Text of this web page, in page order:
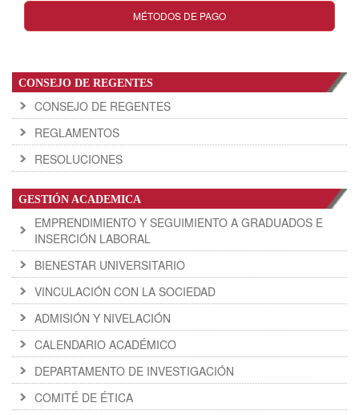
MÉTODOS DE PAGO
CONSEJO DE REGENTES
CONSEJO DE REGENTES
REGLAMENTOS
RESOLUCIONES
GESTIÓN ACADEMICA
EMPRENDIMIENTO Y SEGUIMIENTO A GRADUADOS E
INSERCIÓN LABORAL
BIENESTAR UNIVERSITARIO
VINCULACIÓN CON LA SOCIEDAD
ADMISIÓN Y NIVELACIÓN
CALENDARIO ACADÉMICO
DEPARTAMENTO DE INVESTIGACIÓN
COMITÉ DE ÉTICA